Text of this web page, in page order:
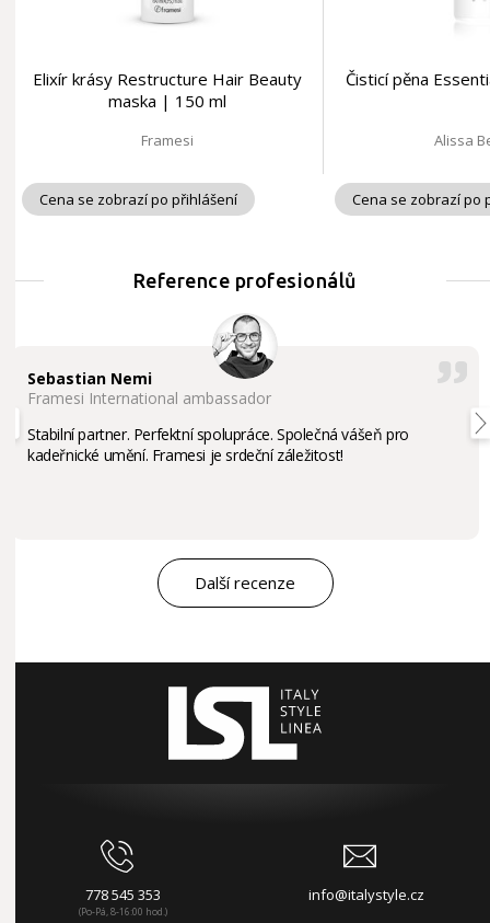
Elixír krásy Restructure Hair Beauty
maska | 150 ml
Framesi
Cena se zobrazí po přihlášení
Čisticí pěna
Alissa
Cena se zobrazí po
Reference profesionálů
Sebastian Nemi
Framesi International ambassador
Stabilní partner. Perfektní spolupráce. Společná vášeň pro
kadeřnické umění. Framesi je srdeční záležitost!
Další recenze
778 545 353
(Po-Pá, 8-16:00 hod.)
info@italystyle.cz